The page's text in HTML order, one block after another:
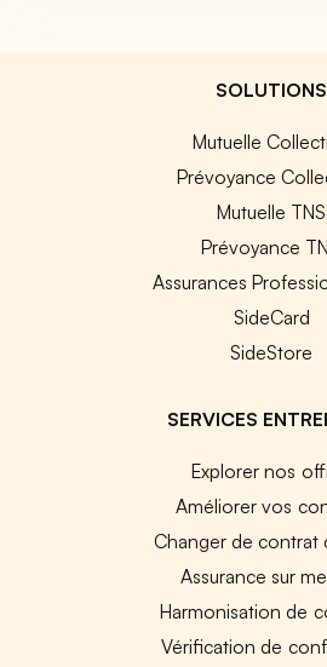
SOLUTIONS
Mutuelle
Prévoyance
Mutuelle TNS
Prévoyance
Assurances
SideCard
SideStore
SERVICES
Explorer nos
Améliorer vos
Changer de contrat
Assurance sur
Harmonisation de
Vérification de